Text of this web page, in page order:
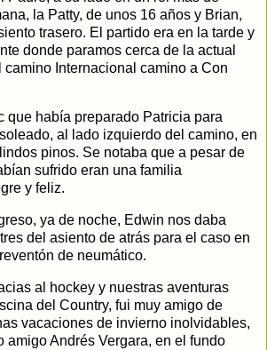
la Patty, de unos 16 años y Brian,
trasero. El partido era en la tarde y
donde paramos cerca de la actual
camino Internacional camino a Con
que había preparado Patricia para
al lado izquierdo del camino, en
pinos. Se notaba que a pesar de
sufrido eran una familia
y feliz.
ya de noche, Edwin nos daba
del asiento de atrás para el caso en
de neumático.
al hockey y nuestras aventuras
del Country, fui muy amigo de
vacaciones de invierno inolvidables,
amigo Andrés Vergara, en el fundo